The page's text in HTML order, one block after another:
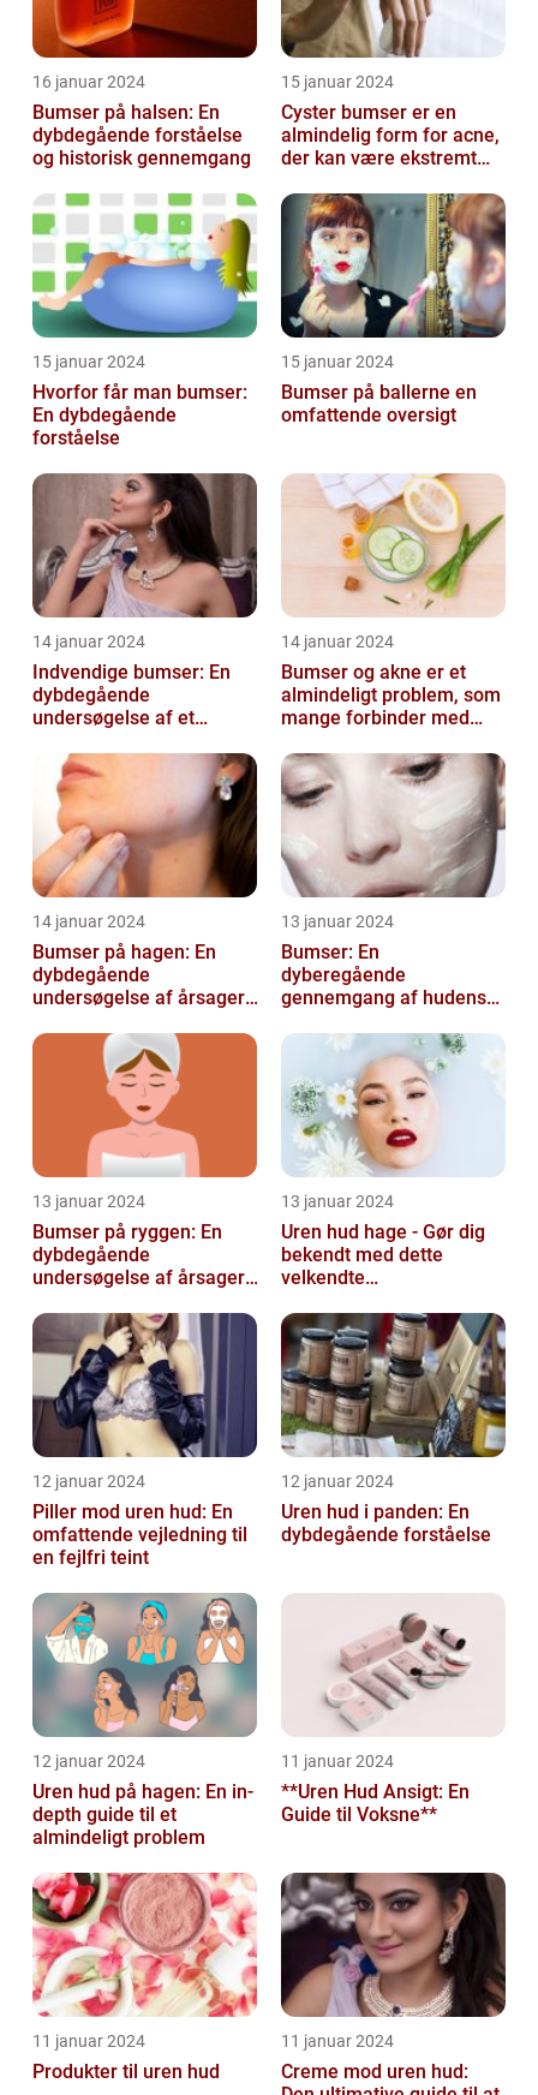
16 januar 2024
Bumser på halsen: En
dybdegående forståelse
og historisk gennemgang
15 januar 2024
Cyster bumser er en
almindelig form for acne,
der kan være ekstremt
belastende for d...
15 januar 2024
Hvorfor får man bumser:
En dybdegående
forståelse
15 januar 2024
Bumser på ballerne en
omfattende oversigt
14 januar 2024
Indvendige bumser: En
dybdegående
undersøgelse af et
14 januar 2024
Bumser og akne er et
almindeligt problem, som
mange forbinder med
14 januar 2024
Bumser på hagen: En
dybdegående
undersøgelse af årsager,
forebyggelse
13 januar 2024
Bumser: En
dyberegående
gennemgang af hudens
13 januar 2024
Bumser på ryggen: En
dybdegående
undersøgelse af årsager,
forebyggelse
13 januar 2024
Uren hud hage - Gør dig
bekendt med dette
velkendte
12 januar 2024
Piller mod uren hud: En
omfattende vejledning til
en fejlfri teint
12 januar 2024
Uren hud i panden: En
dybdegående forståelse
12 januar 2024
Uren hud på hagen: En in-
depth guide til et
almindeligt problem
11 januar 2024
**Uren Hud Ansigt: En
Guide til Voksne**
11 januar 2024
Produkter til uren hud
11 januar 2024
Creme mod uren hud: